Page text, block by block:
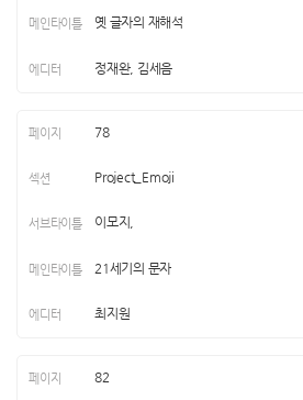
옛 글자의 재해석
정재완, 김세음
78
Project_Emoji
이모지,
21세기의 문자
최지원
82